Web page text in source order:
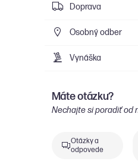
Doprava
Osobný odber
Vynáška
Máte otázku?
Nechajte si poradiť od
Otázky a
odpovede